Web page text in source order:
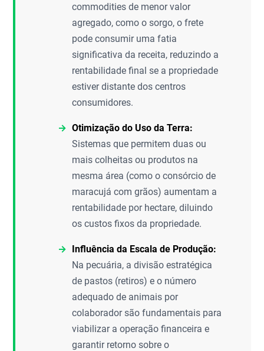
commodities de menor valor
agregado, como o sorgo, o frete
pode consumir uma fatia
significativa da receita, reduzindo a
rentabilidade final se a propriedade
estiver distante dos centros
consumidores.
Otimização do Uso da Terra:
Sistemas que permitem duas ou
mais colheitas ou produtos na
mesma área (como o consórcio de
maracujá com grãos) aumentam a
rentabilidade por hectare, diluindo
os custos fixos da propriedade.
Influência da Escala de Produção:
Na pecuária, a divisão estratégica
de pastos (retiros) e o número
adequado de animais por
colaborador são fundamentais para
viabilizar a operação financeira e
garantir retorno sobre o